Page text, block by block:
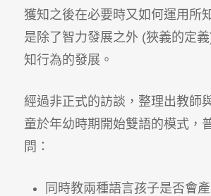
獲知之後在必要時又如何運用所
是除了智力發展之外 (狹義的定
知行為的發展。
經過非正式的訪談，整理出教師
童於年幼時期開始雙語的模式，
問：
同時教兩種語言孩子是否會